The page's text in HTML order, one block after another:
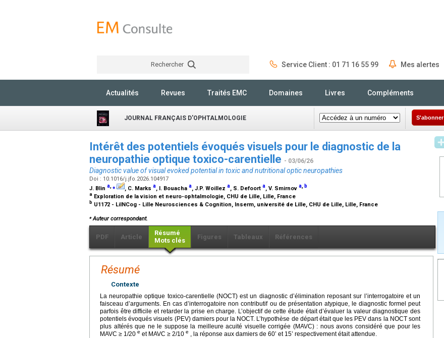
Rechercher Service Client : 01 71 16 55 99 Mes alertes
Actualités Revues Traités EMC Domaines Livres Compléments
JOURNAL FRANÇAIS D'OPHTALMOLOGIE S'abonner
Intérêt des potentiels évoqués visuels pour le diagnostic de la
neuropathie optique toxico-carentielle - 03/06/26
Diagnostic value of visual evoked potential in toxic and nutritional optic neuropathies
Doi : 10.1016/j.jfo.2026.104917
J. Blin a,⁎ , C. Marks a, I. Bouacha a, J.P. Woillez a, S. Defoort a, V. Smirnov a, b
a Exploration de la vision et neuro-ophtalmologie, CHU de Lille, Lille, France
b U1172 - LilNCog - Lille Neurosciences & Cognition, Inserm, université de Lille, CHU de Lille, Lille, France
⁎Auteur correspondant.
PDF Article
Résumé
Mots clés
Figures Tableaux Références
Résumé
Contexte
La neuropathie optique toxico-carentielle (NOCT) est un diagnostic d’élimination reposant sur l’interrogatoire et un
faisceau d’arguments. En cas d’interrogatoire non contributif ou de présentation atypique, le diagnostic formel peut
parfois être difficile et retarder la prise en charge. L’objectif de cette étude était d’évaluer la valeur diagnostique des
potentiels évoqués visuels (PEV) damiers pour la NOCT. L’hypothèse de départ était que les PEV dans la NOCT sont
plus altérés que ne le suppose la meilleure acuité visuelle corrigée (MAVC) : nous avons considéré que pour les
MAVC ≥ 1/20 e et MAVC ≥ 2/10 e , la réponse aux damiers de 60’ et 15’ respectivement était attendue.